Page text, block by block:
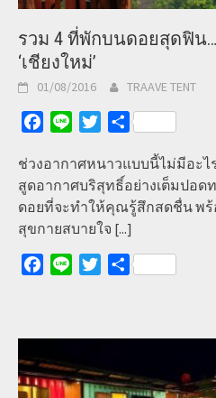
รวม 4 ที่พักบนดอยสุดฟิน
‘เชียงใหม่’
01/08/2016 TRAAVE TENT
Facebook
Line TwitterShare
ช่วงอากาศหนาวแบบนี้ไม่มีอะ
สูดอากาศบริสุทธิ์อย่างเต็มปอด
ดอยที่จะทำให้คุณรู้สึกสดชื่น พร้
สุขกายสบายใจ [...]
Facebook
Line TwitterShare